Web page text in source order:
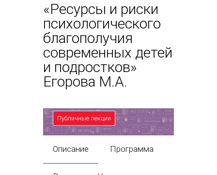
«Ресурсы и риски
психологического
благополучия
современных детей
и подростков»
Егорова М.А.
Публичные лекции
Описание Программа